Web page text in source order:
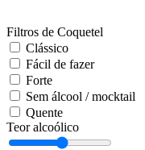
Filtros de Coquetel
Clássico
Fácil de fazer
Forte
Sem álcool / mocktail
Quente
Teor alcoólico